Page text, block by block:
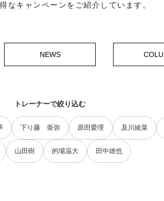
なキャンペーンをご紹介しています。
NEWS
トレーナーで絞り込む
下り藤 亜弥 原田愛理 及川綾菜
山田樹 的場温大 田中雄也